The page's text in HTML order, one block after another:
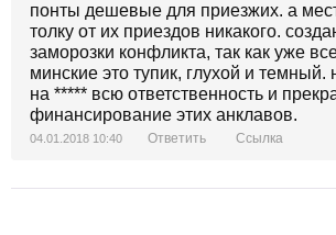
понты дешевые для приезжих. а
толку от их приездов никакого.
заморозки конфликта, так как уже
минские это тупик, глухой и темный.
на ***** всю ответственность и
финансирование этих анклавов.
04.01.2018 10:40 Ответить Ссылка